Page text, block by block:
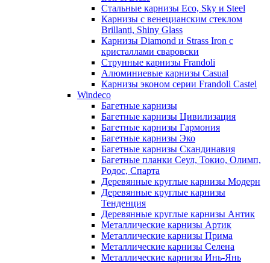
Стальные карнизы Eco, Sky и Steel
Карнизы с венецианским стеклом
Brillanti, Shiny Glass
Карнизы Diamond и Strass Iron с
кристаллами сваровски
Струнные карнизы Frandoli
Алюминиевые карнизы Casual
Карнизы эконом серии Frandoli Castel
Windeco
Багетные карнизы
Багетные карнизы Цивилизация
Багетные карнизы Гармония
Багетные карнизы Эко
Багетные карнизы Скандинавия
Багетные планки Сеул, Токио, Олимп,
Родос, Спарта
Деревянные круглые карнизы Модерн
Деревянные круглые карнизы
Тенденция
Деревянные круглые карнизы Антик
Металлические карнизы Артик
Металлические карнизы Прима
Металлические карнизы Селена
Металлические карнизы Инь-Янь